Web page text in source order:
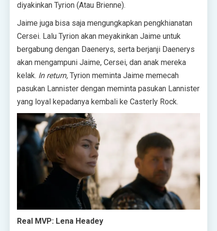
diyakinkan Tyrion (Atau Brienne).
Jaime juga bisa saja mengungkapkan pengkhianatan
Cersei. Lalu Tyrion akan meyakinkan Jaime untuk
bergabung dengan Daenerys, serta berjanji Daenerys
akan mengampuni Jaime, Cersei, dan anak mereka
kelak. In return, Tyrion meminta Jaime memecah
pasukan Lannister dengan meminta pasukan Lannister
yang loyal kepadanya kembali ke Casterly Rock.
Real MVP: Lena Headey